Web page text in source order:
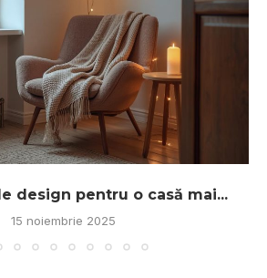
design pentru o casă mai...
15 noiembrie 2025